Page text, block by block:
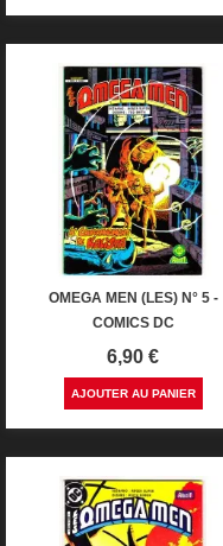
OMEGA MEN (LES) N° 5 -
COMICS DC
Prix
6,90 €
AJOUTER AU PANIER